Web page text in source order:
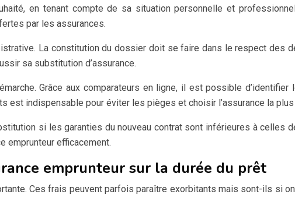
en tenant compte de sa situation personnelle et
par les assurances.
La constitution du dossier doit se faire dans le respect des
sa substitution d’assurance.
Grâce aux comparateurs en ligne, il est possible
est indispensable pour éviter les pièges et choisir l’assurance la plus
si les garanties du nouveau contrat sont inférieures à celles
emprunteur efficacement.
emprunteur sur la durée du prêt
Ces frais peuvent parfois paraître exorbitants mais sont-ils si